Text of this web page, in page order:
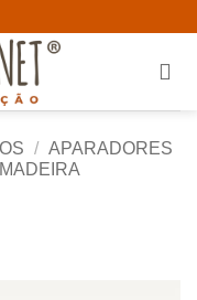
/ APARADORES